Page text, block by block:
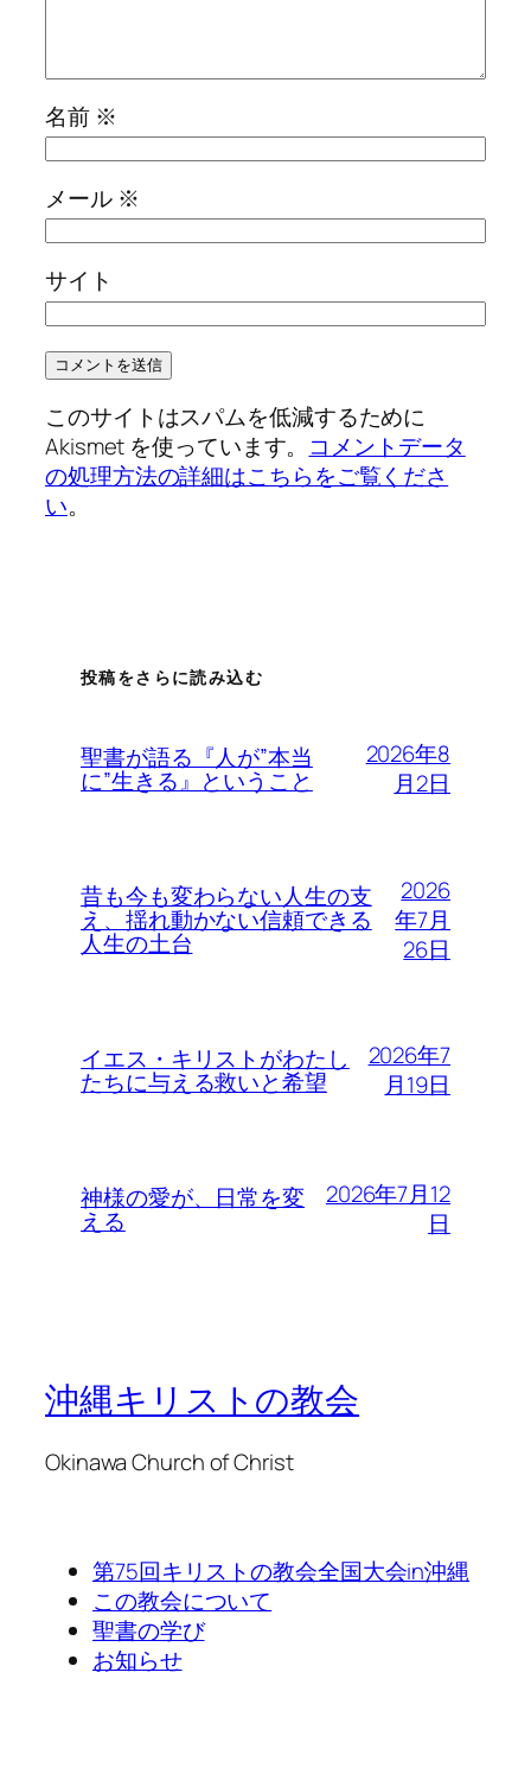
名前 ※
メール ※
サイト
このサイトはスパムを低減するために
Akismet を使っています。 コメントデータ
の処理方法の詳細はこちらをご覧くださ
い。
投稿をさらに読み込む
聖書が語る『人が”本当
に”生きる』ということ
2026年8
月2日
昔も今も変わらない人生の支
え、揺れ動かない信頼できる
人生の土台
2026
年7月
26日
イエス・キリストがわたし
たちに与える救いと希望
2026年7
月19日
神様の愛が、日常を変
える
2026年7月12
日
沖縄キリストの教会
Okinawa Church of Christ
第75回キリストの教会全国大会in沖縄
この教会について
聖書の学び
お知らせ